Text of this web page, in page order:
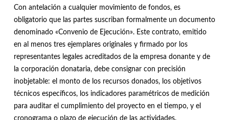
Con antelación a cualquier movimiento de fondos, es
obligatorio que las partes suscriban formalmente un documento
denominado «Convenio de Ejecución». Este contrato, emitido
en al menos tres ejemplares originales y firmado por los
representantes legales acreditados de la empresa donante y de
la corporación donataria, debe consignar con precisión
inobjetable: el monto de los recursos donados, los objetivos
técnicos específicos, los indicadores paramétricos de medición
para auditar el cumplimiento del proyecto en el tiempo, y el
cronograma o plazo de ejecución de las actividades.